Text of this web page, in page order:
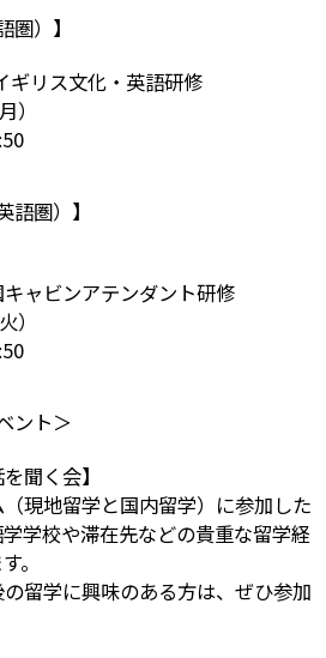
圏）】
リス文化・英語研修
）
語圏）】
ャビンアテンダント研修
）
ント＞
聞く会】
現地留学と国内留学）に参加した
学校や滞在先などの貴重な留学経
。
留学に興味のある方は、ぜひ参加